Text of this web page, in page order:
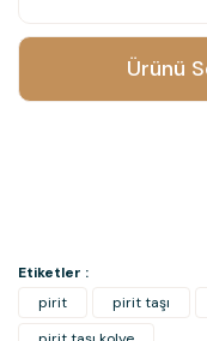
Ürünü
Etiketler :
pirit
pirit taşı